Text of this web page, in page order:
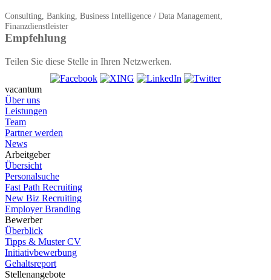
Consulting, Banking, Business Intelligence / Data Management,
Finanzdienstleister
Empfehlung
Teilen Sie diese Stelle in Ihren Netzwerken.
vacantum
Über uns
Leistungen
Team
Partner werden
News
Arbeitgeber
Übersicht
Personalsuche
Fast Path Recruiting
New Biz Recruiting
Employer Branding
Bewerber
Überblick
Tipps & Muster CV
Initiativbewerbung
Gehaltsreport
Stellenangebote